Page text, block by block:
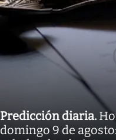
Predicción diaria.
domingo 9 de